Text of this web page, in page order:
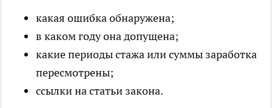
какая ошибка обнаружена;
в каком году она допущена;
какие периоды стажа или суммы заработка
пересмотрены;
ссылки на статьи закона.